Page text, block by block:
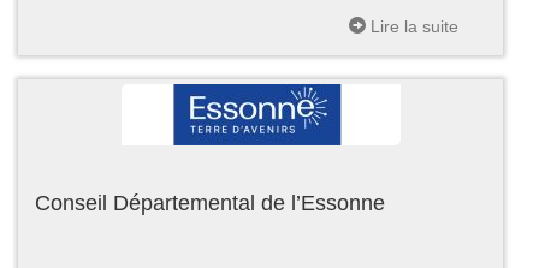
Lire la suite
Conseil Départemental de l’Essonne